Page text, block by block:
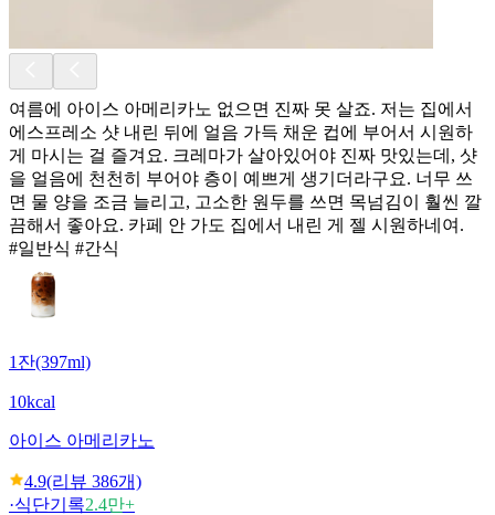
여름에 아이스 아메리카노 없으면 진짜 못 살죠. 저는 집에서
에스프레소 샷 내린 뒤에 얼음 가득 채운 컵에 부어서 시원하
게 마시는 걸 즐겨요. 크레마가 살아있어야 진짜 맛있는데, 샷
을 얼음에 천천히 부어야 층이 예쁘게 생기더라구요. 너무 쓰
면 물 양을 조금 늘리고, 고소한 원두를 쓰면 목넘김이 훨씬 깔
끔해서 좋아요. 카페 안 가도 집에서 내린 게 젤 시원하네여.
#일반식 #간식
1잔(397ml)
10kcal
아이스 아메리카노
4.9(리뷰 386개)
·식단기록2.4만+